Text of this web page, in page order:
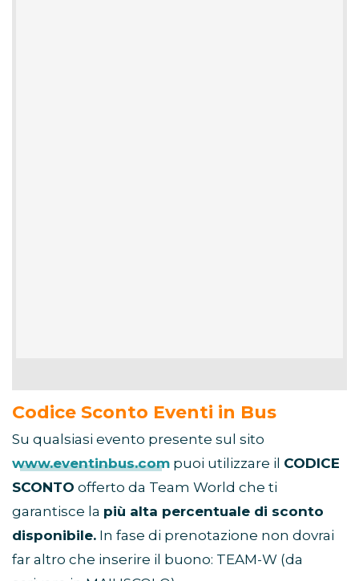
Codice Sconto Eventi in Bus
Su qualsiasi evento presente sul sito
www.eventinbus.com puoi utilizzare il CODICE
SCONTO offerto da Team World che ti
garantisce la più alta percentuale di sconto
disponibile. In fase di prenotazione non dovrai
far altro che inserire il buono: TEAM-W (da